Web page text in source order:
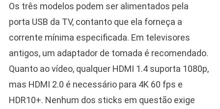
Os três modelos podem ser alimentados pela
porta USB da TV, contanto que ela forneça a
corrente mínima especificada. Em televisores
antigos, um adaptador de tomada é recomendado.
Quanto ao vídeo, qualquer HDMI 1.4 suporta 1080p,
mas HDMI 2.0 é necessário para 4K 60 fps e
HDR10+. Nenhum dos sticks em questão exige